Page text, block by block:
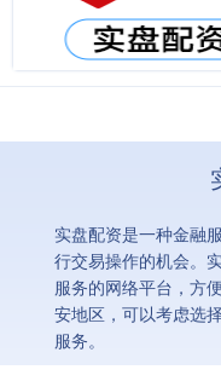
实盘配资是一种金融
行交易操作的机会。
服务的网络平台，方
安地区，可以考虑选
服务。